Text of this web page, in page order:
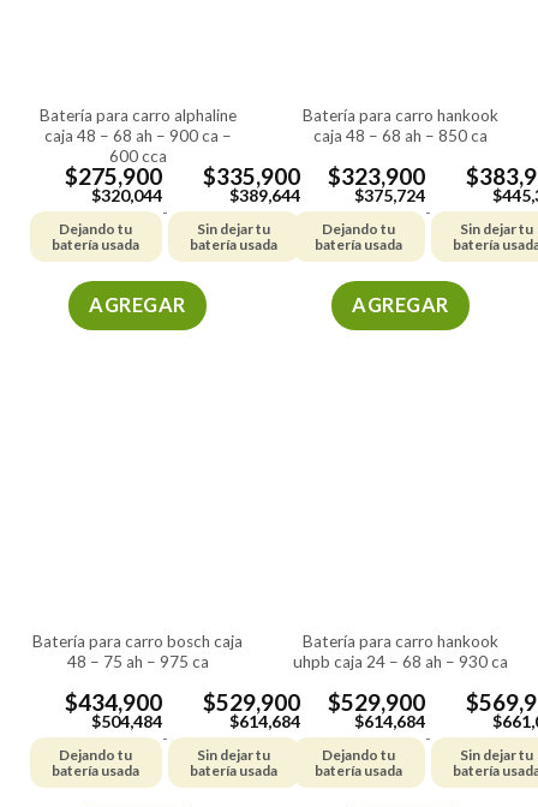
batería para carro alphaline
caja 48 – 68 ah – 900 ca –
600 cca
$275,900
$320,044
Dejando tu
batería usada
-
$335,900
$389,644
Sin dejar tu
batería usada
AGREGAR
página
de
producto
batería para carro hankook
caja 48 – 68 ah – 850 ca
$323,900
$375,724
Dejando tu
batería usada
-
$
$
Sin dejar tu
batería
AGREGAR
página
de
producto
batería para carro bosch caja
48 – 75 ah – 975 ca
$434,900
$504,484
Dejando tu
batería usada
-
$529,900
$614,684
Sin dejar tu
batería usada
batería para carro hankook
uhpb caja 24 – 68 ah – 930 ca
$529,900
$614,684
Dejando tu
batería usada
-
$
$
Sin dejar tu
batería